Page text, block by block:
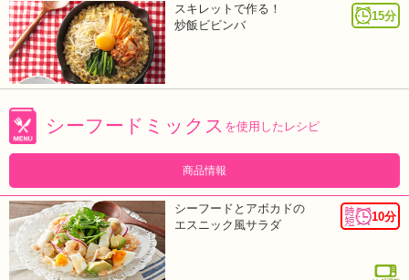
15分
スキレットで作る！
炒飯ビビンバ
シーフードミックス を使用したレシピ
商品情報
10分
シーフードとアボカドの
エスニック風サラダ